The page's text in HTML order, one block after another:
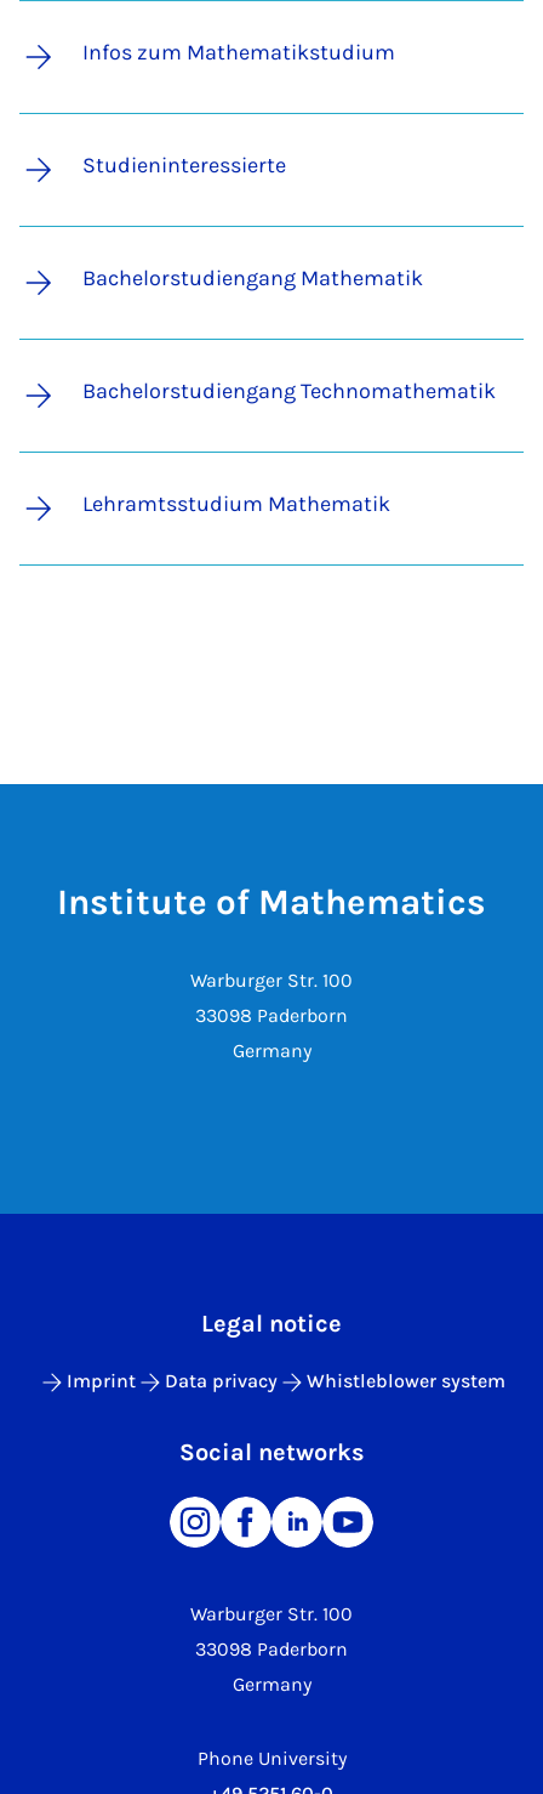
Infos zum Mathematikstudium
Studieninteressierte
Bachelorstudiengang Mathematik
Bachelorstudiengang Technomathematik
Lehramtsstudium Mathematik
Institute of Mathematics
Warburger Str. 100
33098 Paderborn
Germany
Warburger Str. 100
33098 Paderborn
Germany
Phone University
Legal notice
Imprint Data privacy Whistleblower system
Social networks